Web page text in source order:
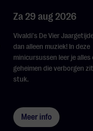
Za 29 aug 2026
Vivaldi's De Vier
dan alleen muziek! In deze
minicursussen leer je alles
geheimen die verborgen
stuk.
Meer info